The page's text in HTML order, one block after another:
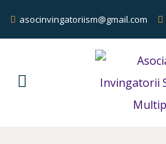
asocinvingatoriism@gmail.com